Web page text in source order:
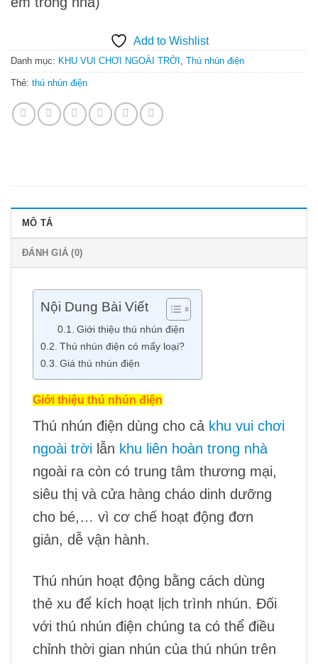
Add to Wishlist
Danh mục: KHU VUI CHƠI NGOÀI TRỜI Thú nhún điện
Thẻ: thú nhún điện
MÔ TẢ
ĐÁNH GIÁ (0)
Nội Dung Bài Viết
Giới thiệu thú nhún điện
Thú nhún điện có mấy loại?
Giá thú nhún điện
Giới thiệu thú nhún điện
Thú nhún điện dùng cho cả khu vui chơi
ngoài trời lẫn khu liên hoàn trong nhà
ngoài ra còn có trung tâm thương mại,
siêu thị và cửa hàng cháo dinh dưỡng
cho bé,… vì cơ chế hoạt động đơn
giản, dễ vận hành.
Thú nhún hoạt động bằng cách dùng
thẻ xu để kích hoạt lịch trình nhún. Đối
với thú nhún điện chúng ta có thể điều
chỉnh thời gian nhún của thú nhún trên